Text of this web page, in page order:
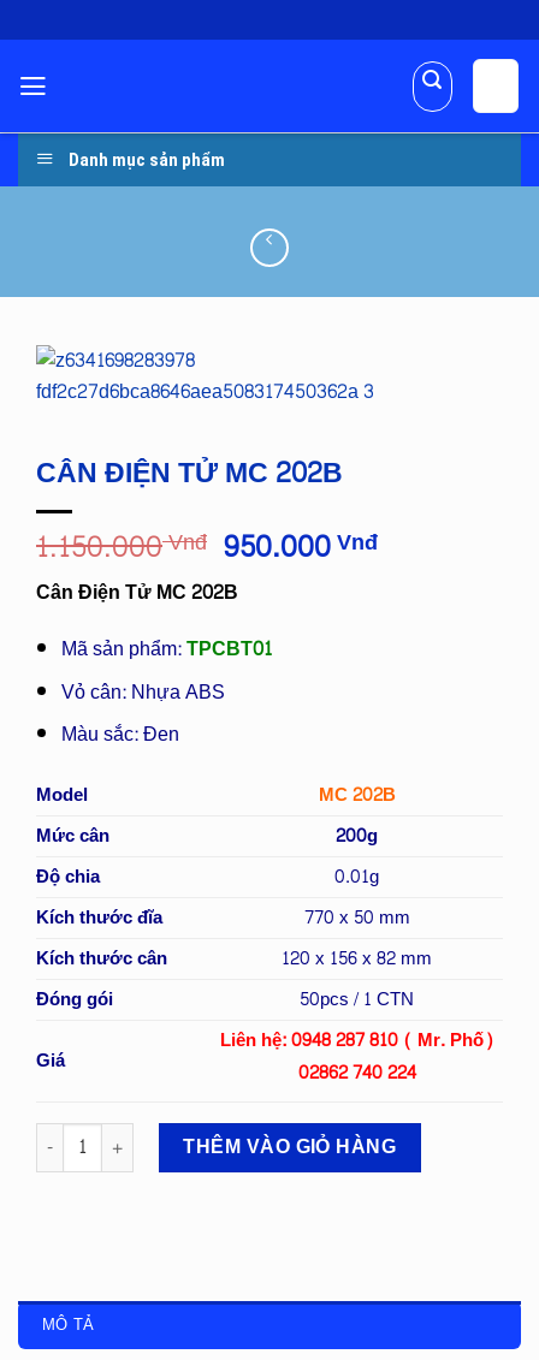
to
content
Danh mục sản phẩm
CÂN ĐIỆN TỬ MC 202B
1.150.000Vnđ Giá
gốc
là:
1.150.000
Vnđ.
950.000VnđGiá
Cân Điện Tử MC 202B
Mã sản phẩm:TPCBT01
Vỏ cân: Nhựa ABS
Màu sắc: Đen
Model
MC 202B
Mức cân
200g
Độ chia
0.01g
Kích thước đĩa
770 x 50 mm
Kích thước cân
120 x 156 x 82 mm
Đóng gói
50pcs / 1 CTN
Giá
Liên hệ: 0948 287 810 ( Mr. Phố)
02862 740 224
CÂN ĐIỆN TỬ MC 202B số lượng
THÊM VÀO GIỎ HÀNG
MÔ TẢ